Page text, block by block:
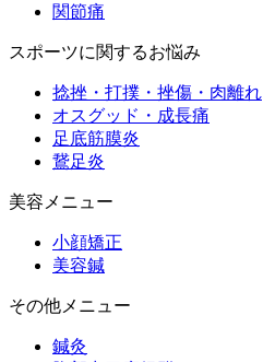
関節痛
スポーツに関するお悩み
捻挫・打撲・挫傷・肉離れ
オスグッド・成長痛
足底筋膜炎
鵞足炎
美容メニュー
小顔矯正
美容鍼
その他メニュー
鍼灸